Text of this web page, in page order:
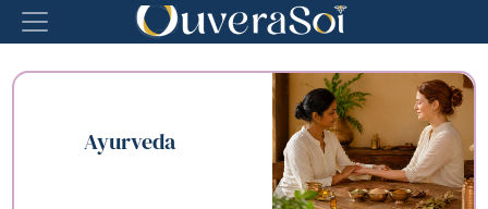
Ayurveda